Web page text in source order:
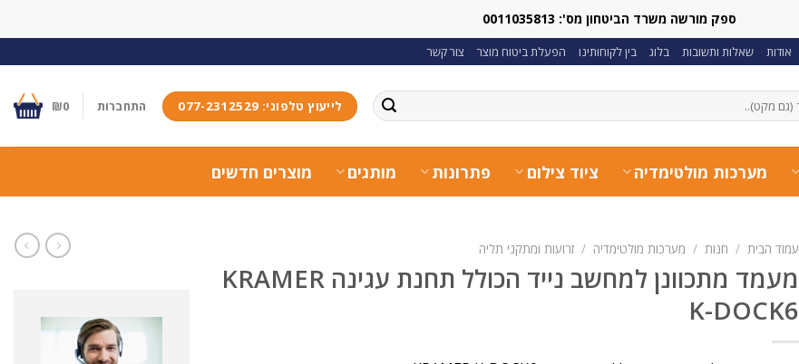
ספק מורשה משרד הביטחון מס': 0011035813
אודות שאלות ותשובות בלוג בין לקוחותינו הפעלת ביטוח מוצר צור קשר
לייעוץ טלפוני: 077-2312529 התחברות ₪0
מערכות מולטימדיה ציוד צילום פתרונות מותגים מוצרים חדשים
עמוד הבית / חנות / מערכות מולטימדיה / זרועות ומתקני תליה
מעמד מתכוונן למחשב נייד הכולל תחנת עגינה KRAMER
K-DOCK6